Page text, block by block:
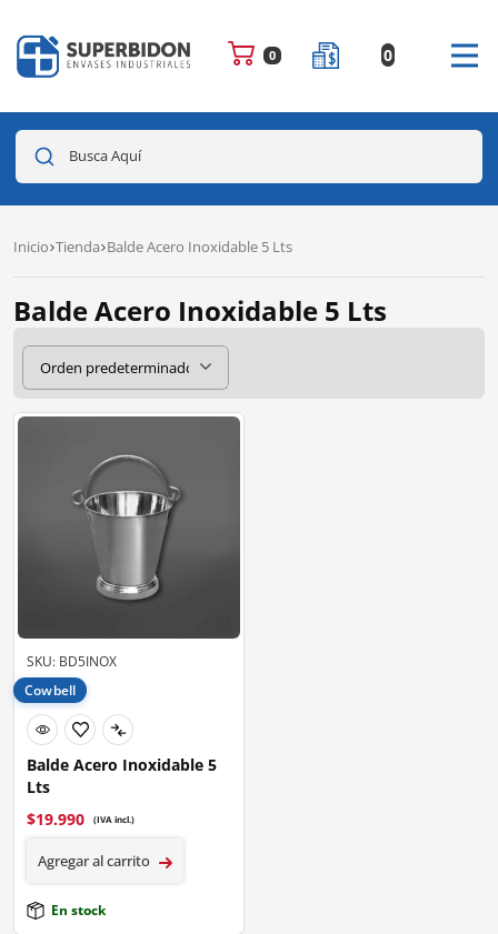
0 0
Busca Aquí
Inicio Tienda Balde Acero Inoxidable 5 Lts
Balde Acero Inoxidable 5 Lts
SKU: BD5INOX
Cowbell
Balde Acero Inoxidable 5
Lts
$19.990 (IVA incl.)
Agregar al carrito
En stock